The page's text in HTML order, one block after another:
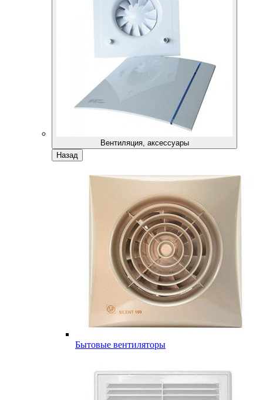
Вентиляция, аксессуары
Назад
Бытовые вентиляторы